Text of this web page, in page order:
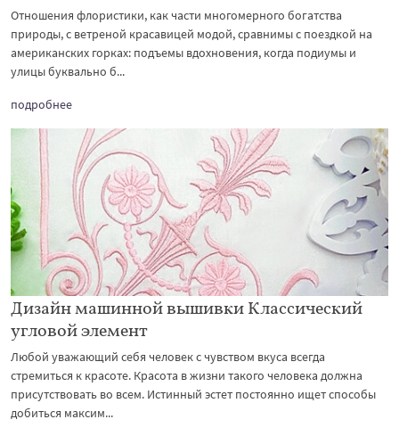
Отношения флористики, как части многомерного богатства
природы, с ветреной красавицей модой, сравнимы с поездкой на
американских горках: подъемы вдохновения, когда подиумы и
улицы буквально б...
подробнее
Дизайн машинной вышивки Классический
угловой элемент
Любой уважающий себя человек с чувством вкуса всегда
стремиться к красоте. Красота в жизни такого человека должна
присутствовать во всем. Истинный эстет постоянно ищет способы
добиться максим...